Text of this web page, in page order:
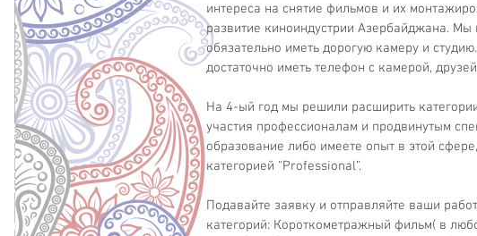
интереса на снятие фильмов и их
развитие киноиндустрии Азербайджана.
обязательно иметь дорогую камеру и
достаточно иметь телефон с камерой,
На 4-ый год мы решили расширить
участия профессионалам и продвинутым
образование либо имеете опыт в этой
категорией “Professional”.
Подавайте заявку и отправляйте ваши
категорий: Короткометражный фильм( в